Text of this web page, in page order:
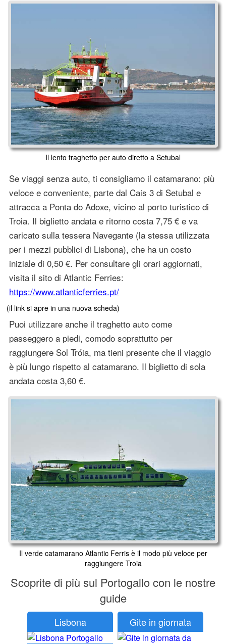
Il lento traghetto per auto diretto a Setubal
Se viaggi senza auto, ti consigliamo il catamarano: più
veloce e conveniente, parte dal Cais 3 di Setubal e
attracca a Ponta do Adoxe, vicino al porto turistico di
Troia. Il biglietto andata e ritorno costa 7,75 € e va
caricato sulla tessera Navegante (la stessa utilizzata
per i mezzi pubblici di Lisbona), che ha un costo
iniziale di 0,50 €. Per consultare gli orari aggiornati,
visita il sito di Atlantic Ferries:
https://www.atlanticferries.pt/
(il link si apre in una nuova scheda)
Puoi utilizzare anche il traghetto auto come
passeggero a piedi, comodo soprattutto per
raggiungere Sol Tróia, ma tieni presente che il viaggio
è più lungo rispetto al catamarano. Il biglietto di sola
andata costa 3,60 €.
Il verde catamarano Atlantic Ferris è il modo più veloce per
raggiungere Troia
Scoprite di più sul Portogallo con le nostre
guide
Lisbona Gite in giornata